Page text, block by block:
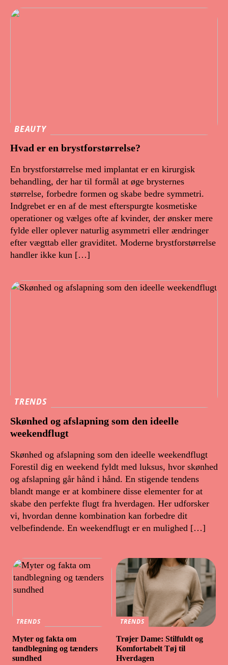
BEAUTY
Hvad er en brystforstørrelse?
En brystforstørrelse med implantat er en kirurgisk
behandling, der har til formål at øge brysternes
størrelse, forbedre formen og skabe bedre symmetri.
Indgrebet er en af de mest efterspurgte kosmetiske
operationer og vælges ofte af kvinder, der ønsker mere
fylde eller oplever naturlig asymmetri eller ændringer
efter vægttab eller graviditet. Moderne brystforstørrelse
handler ikke kun […]
TRENDS
Skønhed og afslapning som den ideelle
weekendflugt
Skønhed og afslapning som den ideelle weekendflugt
Forestil dig en weekend fyldt med luksus, hvor skønhed
og afslapning går hånd i hånd. En stigende tendens
blandt mange er at kombinere disse elementer for at
skabe den perfekte flugt fra hverdagen. Her udforsker
vi, hvordan denne kombination kan forbedre dit
velbefindende. En weekendflugt er en mulighed […]
TRENDS
Myter og fakta om
tandblegning og tænders
sundhed
TRENDS
Trøjer Dame: Stilfuldt og
Komfortabelt Tøj til
Hverdagen